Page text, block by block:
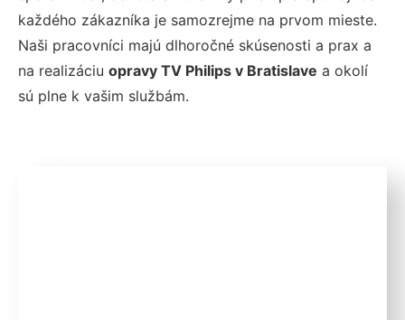
každého zákazníka je samozrejme na prvom mieste.
Naši pracovníci majú dlhoročné skúsenosti a prax a
na realizáciu opravy TV Philips v Bratislave a okolí
sú plne k vašim službám.